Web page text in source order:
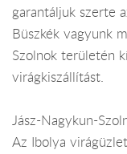
garantáljuk szerte
Büszkék vagyunk
Szolnok területén
virágkiszállítást.
Jász-Nagykun-
Az Ibolya